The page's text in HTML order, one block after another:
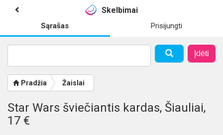
Skelbimai
Sąrašas Prisijungti
Įdėti
Pradžia Žaislai
Star Wars šviečiantis kardas, Šiauliai,
17 €